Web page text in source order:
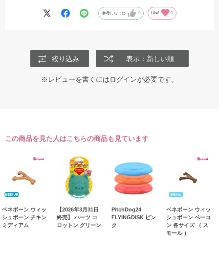
参考になった 0 Like! 0
絞り込み 表示：新しい順
※レビューを書くにはログインが必要です。
この商品を見た人はこちらの商品も見ています
ベネボーン ウィッ
シュボーン チキン
ミディアム
【2026年3月31日
終売】 ハーツ コ
ロットン グリーン
PitchDog24
FLYINGDISK ピン
ク
ベネボーン ウィッ
シュボーン ベーコ
ン 各サイズ （ ス
モール ）